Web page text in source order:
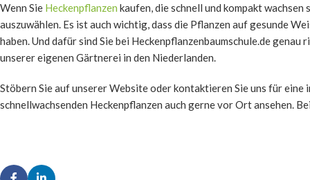
Wenn Sie Heckenpflanzen kaufen, die schnell und kompakt
auszuwählen. Es ist auch wichtig, dass die Pflanzen auf gesunde
haben. Und dafür sind Sie bei Heckenpflanzenbaumschule.de
unserer eigenen Gärtnerei in den Niederlanden.
Stöbern Sie auf unserer Website oder kontaktieren Sie uns für
schnellwachsenden Heckenpflanzen auch gerne vor Ort ansehen.